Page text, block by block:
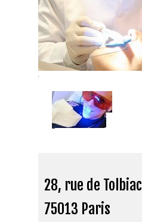
28, rue de Tolbiac
75013 Paris